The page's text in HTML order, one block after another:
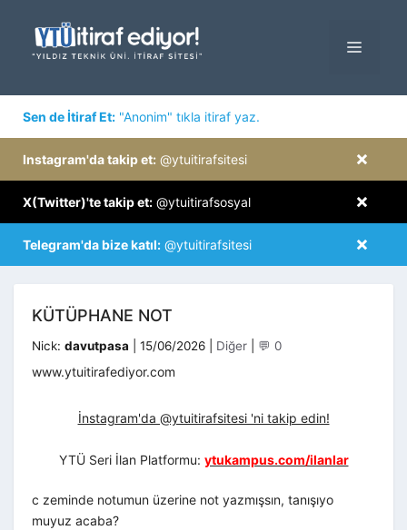
MENÜ
Sen de İtiraf Et: "Anonim" tıkla itiraf yaz.
×
Instagram'da takip et: @ytuitirafsitesi
×
X(Twitter)'te takip et: @ytuitirafsosyal
×
Telegram'da bize katıl: @ytuitirafsitesi
KÜTÜPHANE NOT
Nick: davutpasa 15/06/2026 Kategoriler
Diğer 💬 0
www.ytuitirafediyor.com
İnstagram'da @ytuitirafsitesi 'ni takip edin!
YTÜ Seri İlan Platformu: ytukampus.com/ilanlar
c zeminde notumun üzerine not yazmışsın, tanışıyo
muyuz acaba?